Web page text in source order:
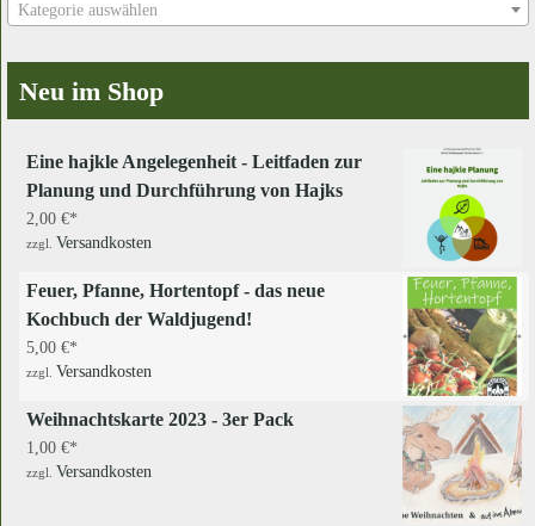
Kategorie auswählen
Neu im Shop
Eine hajkle Angelegenheit - Leitfaden zur
Planung und Durchführung von Hajks
2,00 €
zzgl. Versandkosten
Feuer, Pfanne, Hortentopf - das neue
Kochbuch der Waldjugend!
5,00 €
zzgl. Versandkosten
Weihnachtskarte 2023 - 3er Pack
1,00 €
zzgl. Versandkosten